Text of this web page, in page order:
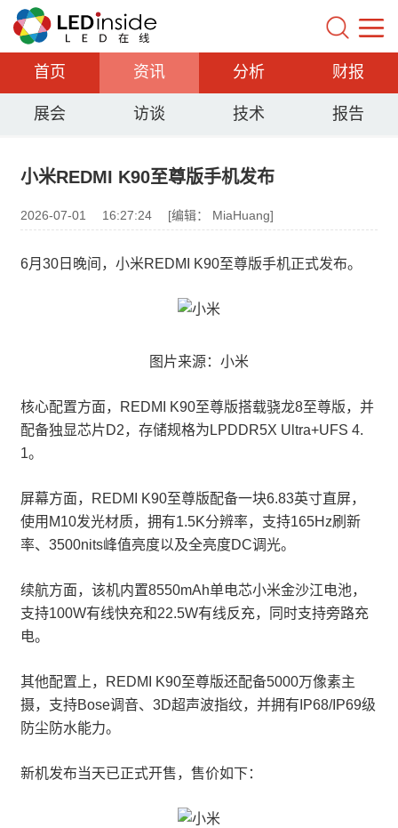
首页 资讯 分析 财报
展会 访谈 技术 报告
小米REDMI K90至尊版手机发布
2026-07-01 16:27:24 [编辑： MiaHuang]
6月30日晚间，小米REDMI K90至尊版手机正式发布。
图片来源：小米
核心配置方面，REDMI K90至尊版搭载骁龙8至尊版，并
配备独显芯片D2，存储规格为LPDDR5X Ultra+UFS 4.
1。
屏幕方面，REDMI K90至尊版配备一块6.83英寸直屏，
使用M10发光材质，拥有1.5K分辨率，支持165Hz刷新
率、3500nits峰值亮度以及全亮度DC调光。
续航方面，该机内置8550mAh单电芯小米金沙江电池，
支持100W有线快充和22.5W有线反充，同时支持旁路充
电。
其他配置上，REDMI K90至尊版还配备5000万像素主
摄，支持Bose调音、3D超声波指纹，并拥有IP68/IP69级
防尘防水能力。
新机发布当天已正式开售，售价如下：